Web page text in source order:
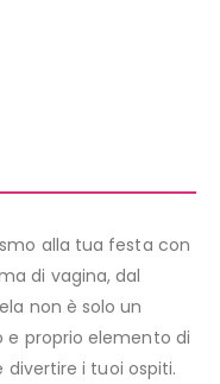
alla tua festa con
di vagina, dal
non è solo un
e proprio elemento di
divertire i tuoi ospiti.